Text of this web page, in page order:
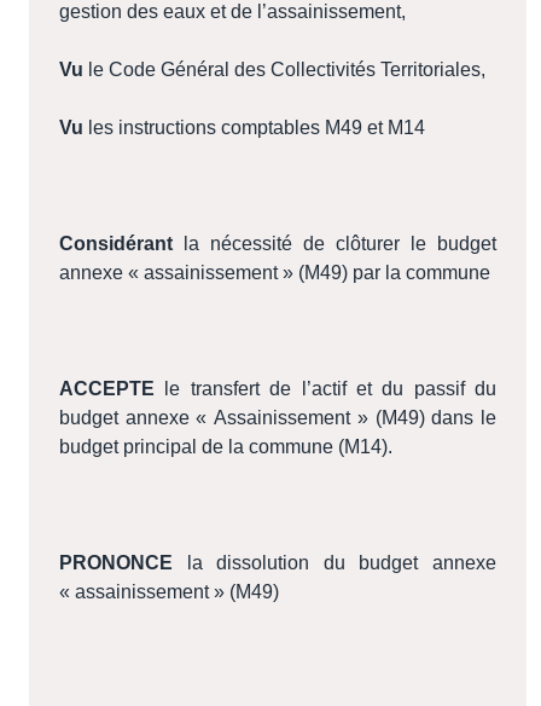
gestion des eaux et de l’assainissement,
Vu le Code Général des Collectivités Territoriales,
Vu les instructions comptables M49 et M14
Considérant la nécessité de clôturer le budget
annexe « assainissement » (M49) par la commune
ACCEPTE le transfert de l’actif et du passif du
budget annexe « Assainissement » (M49) dans le
budget principal de la commune (M14).
PRONONCE la dissolution du budget annexe
« assainissement » (M49)